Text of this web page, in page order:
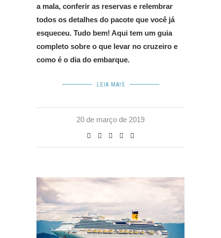
a mala, conferir as reservas e relembrar
todos os detalhes do pacote que você já
esqueceu. Tudo bem! Aqui tem um guia
completo sobre o que levar no cruzeiro e
como é o dia do embarque.
LEIA MAIS
20 de março de 2019